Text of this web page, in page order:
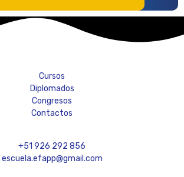
Cursos
Diplomados
Congresos
Contactos
+51 926 292 856
escuela.efapp@gmail.com